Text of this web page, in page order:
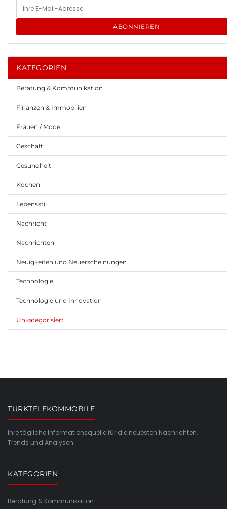
ABONNIEREN
KATEGORIEN
Beratung & Kommunikation
Finanzen & Immobilien
Frauen / Mode
Geschäft
Gesundheit
Kochen
Lebensstil
Nachricht
Nachrichten
Neuigkeiten und Neuerscheinungen
Technologie
Technologie und Innovation
Unkategorisiert
TURKTELEKOMMOBILE
Ihre tägliche Informationsquelle für die neuesten Nachrichten,
Trends und Analysen.
KATEGORIEN
Beratung & Kommunikation